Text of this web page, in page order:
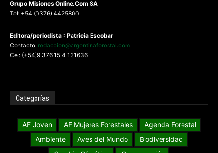
Grupo Misiones Online.Com SA
Tel: +54 (0376) 4425800
Editora/periodista : Patricia Escobar
Contacto: redaccion@argentinaforestal.com
Cel: (+54)9 376 15 4 131636
Categorías
AF Joven AF Mujeres Forestales
Agenda Forestal
Ambiente
Aves del Mundo
Biodiversidad